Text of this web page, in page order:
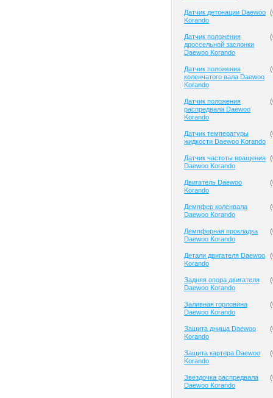
Датчик детонации Daewoo
Korando
(
Датчик положения
дроссельной заслонки
Daewoo Korando
(
Датчик положения
коленчатого вала Daewoo
Korando
(
Датчик положения
распредвала Daewoo
Korando
(
Датчик температуры
жидкости Daewoo Korando
(
Датчик частоты вращения
Daewoo Korando
(
Двигатель Daewoo
Korando
(
Демпфер коленвала
Daewoo Korando
(
Демпферная прокладка
Daewoo Korando
(
Детали двигателя Daewoo
Korando
(
Задняя опора двигателя
Daewoo Korando
(
Заливная горловина
Daewoo Korando
(
Защита днища Daewoo
Korando
(
Защита картера Daewoo
Korando
(
Звездочка распредвала
Daewoo Korando
(